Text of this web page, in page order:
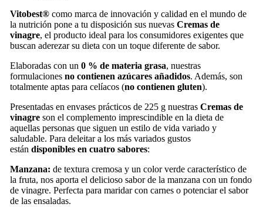
Vitobest®como marca de innovación y calidad en el mundo de
la nutrición pone a tu disposición sus nuevas Cremas de
vinagre, el producto ideal para los consumidores exigentes que
buscan aderezar su dieta con un toque diferente de sabor.
Elaboradas con un 0 % de materia grasa, nuestras
formulaciones no contienen azúcares añadidos. Además, son
totalmente aptas para celíacos (no contienen gluten).
Presentadas en envases prácticos de 225 g nuestras Cremas de
vinagreson el complemento imprescindible en la dieta de
aquellas personas que siguen un estilo de vida variado y
saludable. Para deleitar a los más variados gustos
están disponibles en cuatro sabores:
Manzana: de textura cremosa y un color verde característico de
la fruta, nos aporta el delicioso sabor de la manzana con un fondo
de vinagre. Perfecta para maridar con carnes o potenciar el sabor
de las ensaladas.